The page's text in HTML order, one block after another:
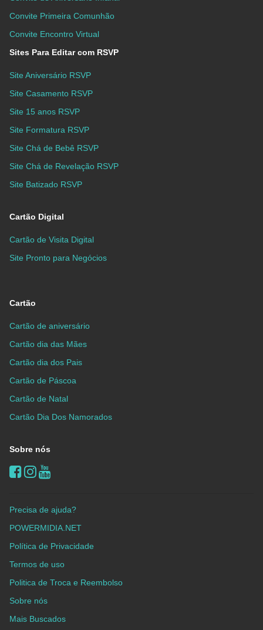
Convite Primeira Comunhão
Convite Encontro Virtual
Sites Para Editar com RSVP
Site Aniversário RSVP
Site Casamento RSVP
Site 15 anos RSVP
Site Formatura RSVP
Site Chá de Bebê RSVP
Site Chá de Revelação RSVP
Site Batizado RSVP
Cartão Digital
Cartão de Visita Digital
Site Pronto para Negócios
Cartão
Cartão de aniversário
Cartão dia das Mães
Cartão dia dos Pais
Cartão de Páscoa
Cartão de Natal
Cartão Dia Dos Namorados
Sobre nós
Precisa de ajuda?
POWERMIDIA.NET
Política de Privacidade
Termos de uso
Politica de Troca e Reembolso
Sobre nós
Mais Buscados